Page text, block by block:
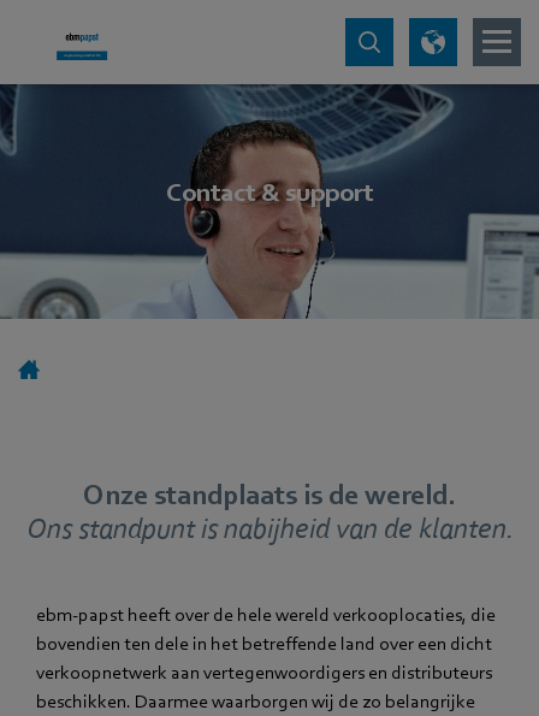
Contact & support
Onze standplaats is de wereld.
Ons standpunt is nabijheid van de klanten.
ebm-papst heeft over de hele wereld verkooplocaties, die
bovendien ten dele in het betreffende land over een dicht
verkoopnetwerk aan vertegenwoordigers en distributeurs
beschikken. Daarmee waarborgen wij de zo belangrijke